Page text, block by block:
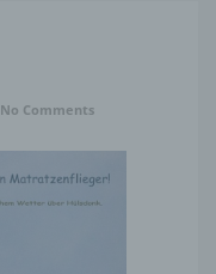
No Comments